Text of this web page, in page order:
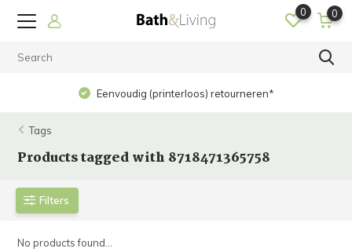
0 0
Eenvoudig (printerloos) retourneren*
Tags
Products tagged with 8718471365758
Filters
No products found...